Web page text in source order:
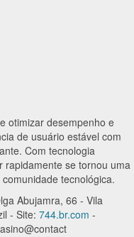
otimizar desempenho e
de usuário estável com
Com tecnologia
rapidamente se tornou uma
tecnológica.
Abujamra, 66 - Vila
- Site: 744.br.com -